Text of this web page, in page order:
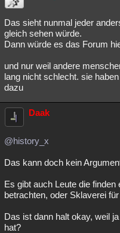
Das sieht nunmal jeder
gleich sehen würde.
Dann würde es das Forum
und nur weil andere
lang nicht schlecht. sie
dazu
Daak
@history_x
Das kann doch kein
Es gibt auch Leute die
betrachten, oder Sklaverei
Das ist dann halt okay, weil
hat?